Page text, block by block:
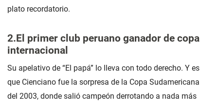
plato recordatorio.
2.El primer club peruano ganador de copa
internacional
Su apelativo de “El papá” lo lleva con todo derecho. Y es
que Cienciano fue la sorpresa de la Copa Sudamericana
del 2003, donde salió campeón derrotando a nada más